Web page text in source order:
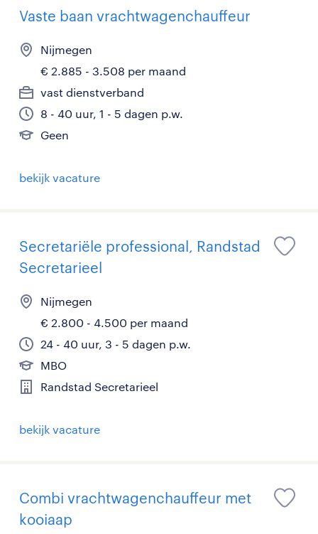
Vaste baan vrachtwagenchauffeur
Nijmegen
€ 2.885 - 3.508 per maand
vast dienstverband
8 - 40 uur, 1 - 5 dagen p.w.
Geen
bekijk vacature
Secretariële professional, Randstad
Secretarieel
Nijmegen
€ 2.800 - 4.500 per maand
24 - 40 uur, 3 - 5 dagen p.w.
MBO
Randstad Secretarieel
bekijk vacature
Combi vrachtwagenchauffeur met
kooiaap